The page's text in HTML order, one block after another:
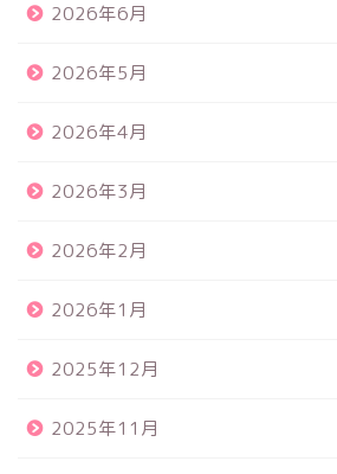
2026年6月
2026年5月
2026年4月
2026年3月
2026年2月
2026年1月
2025年12月
2025年11月